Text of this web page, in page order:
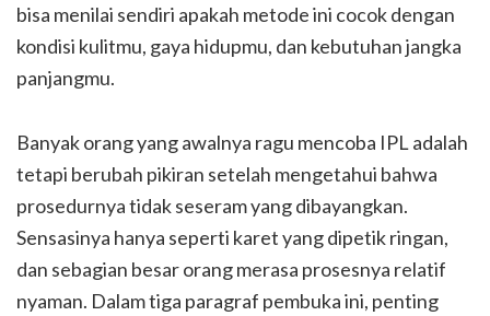
bisa menilai sendiri apakah metode ini cocok dengan
kondisi kulitmu, gaya hidupmu, dan kebutuhan jangka
panjangmu.
Banyak orang yang awalnya ragu mencoba IPL adalah
tetapi berubah pikiran setelah mengetahui bahwa
prosedurnya tidak seseram yang dibayangkan.
Sensasinya hanya seperti karet yang dipetik ringan,
dan sebagian besar orang merasa prosesnya relatif
nyaman. Dalam tiga paragraf pembuka ini, penting